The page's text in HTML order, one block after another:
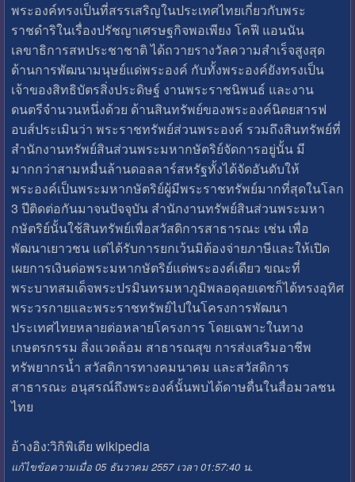
พระองค์ทรงเป็นที่สรรเสริญในประเทศไทยเกี่ยวกับพระ
ราชดำริในเรื่องปรัชญาเศรษฐกิจพอเพียง โคฟี แอนนัน
เลขาธิการสหประชาชาติ ได้ถวายรางวัลความสำเร็จสูงสุด
ด้านการพัฒนามนุษย์แด่พระองค์ กับทั้งพระองค์ยังทรงเป็น
เจ้าของสิทธิบัตรสิ่งประดิษฐ์ งานพระราชนิพนธ์ และงาน
ดนตรีจำนวนหนึ่งด้วย ด้านสินทรัพย์ของพระองค์นิตยสารฟ
อบส์ประเมินว่า พระราชทรัพย์ส่วนพระองค์ รวมถึงสินทรัพย์ที่
สำนักงานทรัพย์สินส่วนพระมหากษัตริย์จัดการอยู่นั้น มี
มากกว่าสามหมื่นล้านดอลลาร์สหรัฐทั้งได้จัดอันดับให้
พระองค์เป็นพระมหากษัตริย์ผู้มีพระราชทรัพย์มากที่สุดในโลก
3 ปีติดต่อกันมาจนปัจจุบัน สำนักงานทรัพย์สินส่วนพระมหา
กษัตริย์นั้นใช้สินทรัพย์เพื่อสวัสดิการสาธารณะ เช่น เพื่อ
พัฒนาเยาวชน แต่ได้รับการยกเว้นมิต้องจ่ายภาษีและให้เปิด
เผยการเงินต่อพระมหากษัตริย์แต่พระองค์เดียว ขณะที่
พระบาทสมเด็จพระปรมินทรมหาภูมิพลอดุลยเดชก็ได้ทรงอุทิศ
พระวรกายและพระราชทรัพย์ไปในโครงการพัฒนา
ประเทศไทยหลายต่อหลายโครงการ โดยเฉพาะในทาง
เกษตรกรรม สิ่งแวดล้อม สาธารณสุข การส่งเสริมอาชีพ
ทรัพยากรน้ำ สวัสดิการทางคมนาคม และสวัสดิการ
สาธารณะ อนุสรณ์ถึงพระองค์นั้นพบได้ดาษดื่นในสื่อมวลชน
ไทย
อ้างอิง:วิกิพิเดีย wikipedia
แก้ไขข้อความเมื่อ 05 ธันวาคม 2557 เวลา 01:57:40 น.